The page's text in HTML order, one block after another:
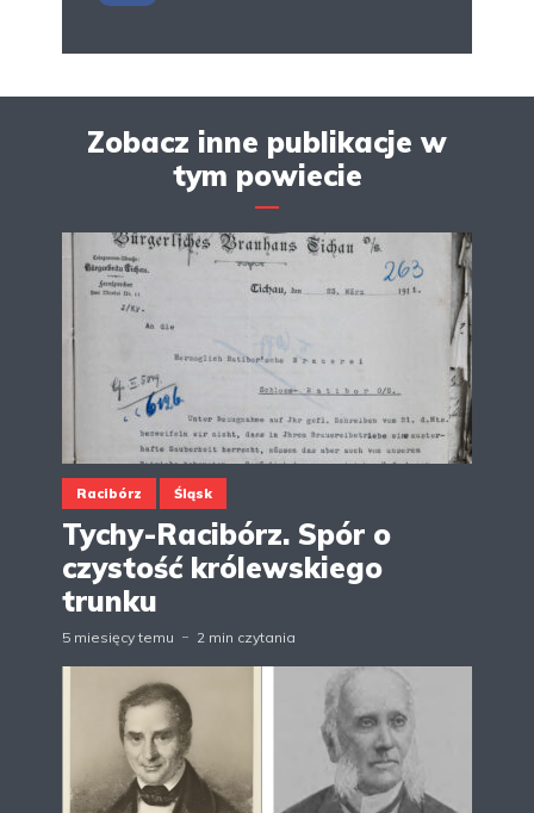
Zobacz inne publikacje w
tym powiecie
Racibórz Śląsk
Tychy-Racibórz. Spór o
czystość królewskiego
trunku
5 miesięcy temu 2 min czytania